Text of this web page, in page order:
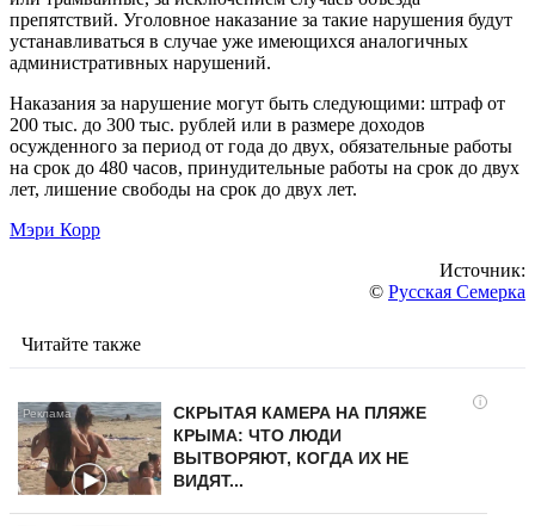
препятствий. Уголовное наказание за такие нарушения будут
устанавливаться в случае уже имеющихся аналогичных
административных нарушений.
Наказания за нарушение могут быть следующими: штраф от
200 тыс. до 300 тыс. рублей или в размере доходов
осужденного за период от года до двух, обязательные работы
на срок до 480 часов, принудительные работы на срок до двух
лет, лишение свободы на срок до двух лет.
Мэри Корр
Источник:
© Русская Семерка
Читайте также
i
СКРЫТАЯ КАМЕРА НА ПЛЯЖЕ
КРЫМА: ЧТО ЛЮДИ
ВЫТВОРЯЮТ, КОГДА ИХ НЕ
ВИДЯТ...